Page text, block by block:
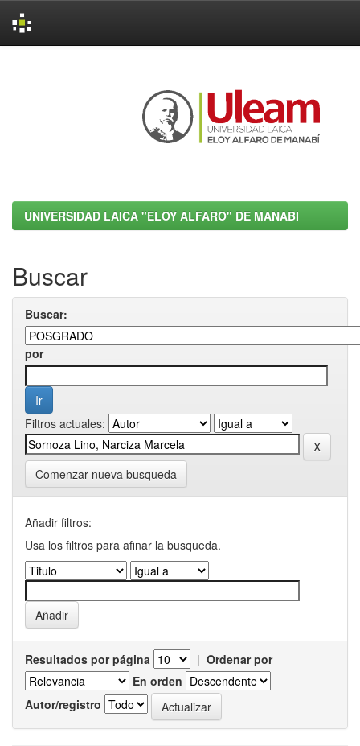
UNIVERSIDAD LAICA "ELOY ALFARO" DE MANABI
Buscar
Buscar:
por
Filtros actuales:
Comenzar nueva busqueda
Añadir filtros:
Usa los filtros para afinar la busqueda.
Resultados por página | Ordenar por
En orden
Autor/registro